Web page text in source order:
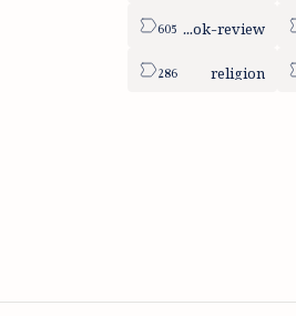
book-review
religion